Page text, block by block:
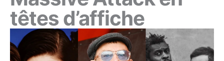
têtes d’affiche